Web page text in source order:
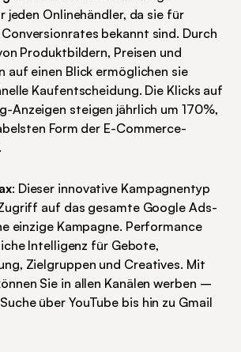
jeden Onlinehändler, da sie für
bekannt sind. Durch
Produktbildern, Preisen und
auf einen Blick ermöglichen sie
Kaufentscheidung. Die Klicks auf
Anzeigen steigen jährlich um 170%,
Form der E-Commerce-
: Dieser innovative Kampagnentyp
auf das gesamte Google Ads-
einzige Kampagne. Performance
Intelligenz für Gebote,
Zielgruppen und Creatives. Mit
Sie in allen Kanälen werben –
über YouTube bis hin zu Gmail